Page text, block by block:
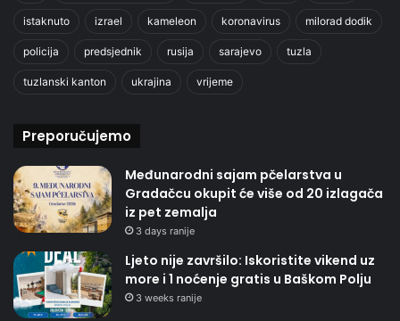
istaknuto izrael kameleon koronavirus milorad dodik
policija predsjednik rusija sarajevo tuzla
tuzlanski kanton ukrajina vrijeme
Preporučujemo
Međunarodni sajam pčelarstva u
Gradačcu okupit će više od 20 izlagača
iz pet zemalja
3 days ranije
Ljeto nije završilo: Iskoristite vikend uz
more i 1 noćenje gratis u Baškom Polju
3 weeks ranije